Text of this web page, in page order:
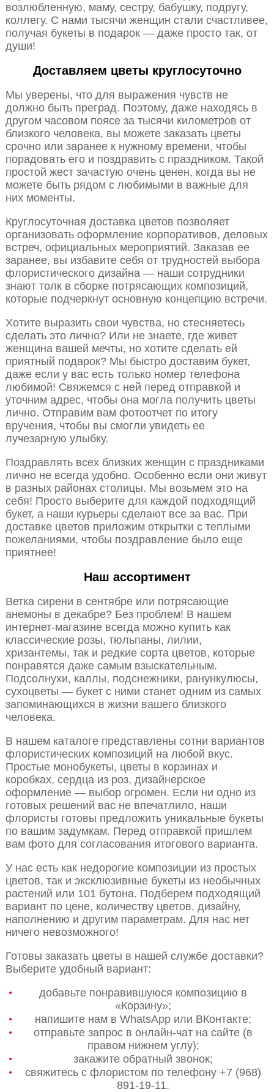
возлюбленную, маму, сестру, бабушку, подругу,
коллегу. С нами тысячи женщин стали счастливее,
получая букеты в подарок — даже просто так, от
души!
Доставляем цветы круглосуточно
Мы уверены, что для выражения чувств не
должно быть преград. Поэтому, даже находясь в
другом часовом поясе за тысячи километров от
близкого человека, вы можете заказать цветы
срочно или заранее к нужному времени, чтобы
порадовать его и поздравить с праздником. Такой
простой жест зачастую очень ценен, когда вы не
можете быть рядом с любимыми в важные для
них моменты.
Круглосуточная доставка цветов позволяет
организовать оформление корпоративов, деловых
встреч, официальных мероприятий. Заказав ее
заранее, вы избавите себя от трудностей выбора
флористического дизайна — наши сотрудники
знают толк в сборке потрясающих композиций,
которые подчеркнут основную концепцию встречи.
Хотите выразить свои чувства, но стесняетесь
сделать это лично? Или не знаете, где живет
женщина вашей мечты, но хотите сделать ей
приятный подарок? Мы быстро доставим букет,
даже если у вас есть только номер телефона
любимой! Свяжемся с ней перед отправкой и
уточним адрес, чтобы она могла получить цветы
лично. Отправим вам фотоотчет по итогу
вручения, чтобы вы смогли увидеть ее
лучезарную улыбку.
Поздравлять всех близких женщин с праздниками
лично не всегда удобно. Особенно если они живут
в разных районах столицы. Мы возьмем это на
себя! Просто выберите для каждой подходящий
букет, а наши курьеры сделают все за вас. При
доставке цветов приложим открытки с теплыми
пожеланиями, чтобы поздравление было еще
приятнее!
Наш ассортимент
Ветка сирени в сентябре или потрясающие
анемоны в декабре? Без проблем! В нашем
интернет-магазине всегда можно купить как
классические розы, тюльпаны, лилии,
хризантемы, так и редкие сорта цветов, которые
понравятся даже самым взыскательным.
Подсолнухи, каллы, подснежники, ранункулюсы,
сухоцветы — букет с ними станет одним из самых
запоминающихся в жизни вашего близкого
человека.
В нашем каталоге представлены сотни вариантов
флористических композиций на любой вкус.
Простые монобукеты, цветы в корзинах и
коробках, сердца из роз, дизайнерское
оформление — выбор огромен. Если ни одно из
готовых решений вас не впечатлило, наши
флористы готовы предложить уникальные букеты
по вашим задумкам. Перед отправкой пришлем
вам фото для согласования итогового варианта.
У нас есть как недорогие композиции из простых
цветов, так и эксклюзивные букеты из необычных
растений или 101 бутона. Подберем подходящий
вариант по цене, количеству цветов, дизайну,
наполнению и другим параметрам. Для нас нет
ничего невозможного!
Готовы заказать цветы в нашей службе доставки?
Выберите удобный вариант:
добавьте понравившуюся композицию в
«Корзину»;
напишите нам в WhatsApp или ВКонтакте;
отправьте запрос в онлайн-чат на сайте (в
правом нижнем углу);
закажите обратный звонок;
свяжитесь с флористом по телефону +7 (968)
891-19-11.